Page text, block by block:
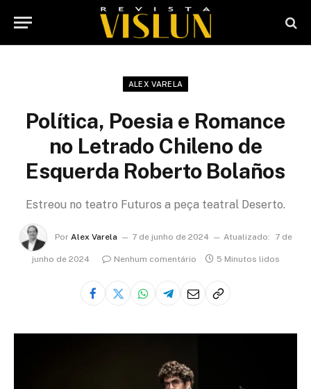
ALEX VARELA
Política, Poesia e Romance
no Letrado Chileno de
Esquerda Roberto Bolaños
Estreou no teatro Futuros a peça teatral Deserto.
Por Alex Varela 7 de junho de 2024 Atualizado: 7 de
junho de 2024 Nenhum comentário 5 Minutos lidos